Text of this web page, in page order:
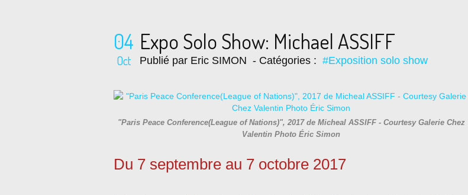
04
Oct
Expo Solo Show: Michael ASSIFF
Publié par Eric SIMON - Catégories : #Exposition solo show
"Paris Peace Conference(League of Nations)", 2017 de Micheal ASSIFF - Courtesy Galerie Chez
Valentin Photo Éric Simon
Du 7 septembre au 7 octobre 2017